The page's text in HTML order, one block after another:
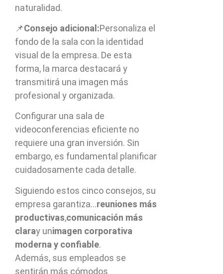
naturalidad.
📌Consejo adicional:Personaliza el
fondo de la sala con la identidad
visual de la empresa. De esta
forma, la marca destacará y
transmitirá una imagen más
profesional y organizada.
Configurar una sala de
videoconferencias eficiente no
requiere una gran inversión. Sin
embargo, es fundamental planificar
cuidadosamente cada detalle.
Siguiendo estos cinco consejos, su
empresa garantiza…reuniones más
productivas,comunicación más
claray unimagen corporativa
moderna y confiable.
Además, sus empleados se
sentirán más cómodos